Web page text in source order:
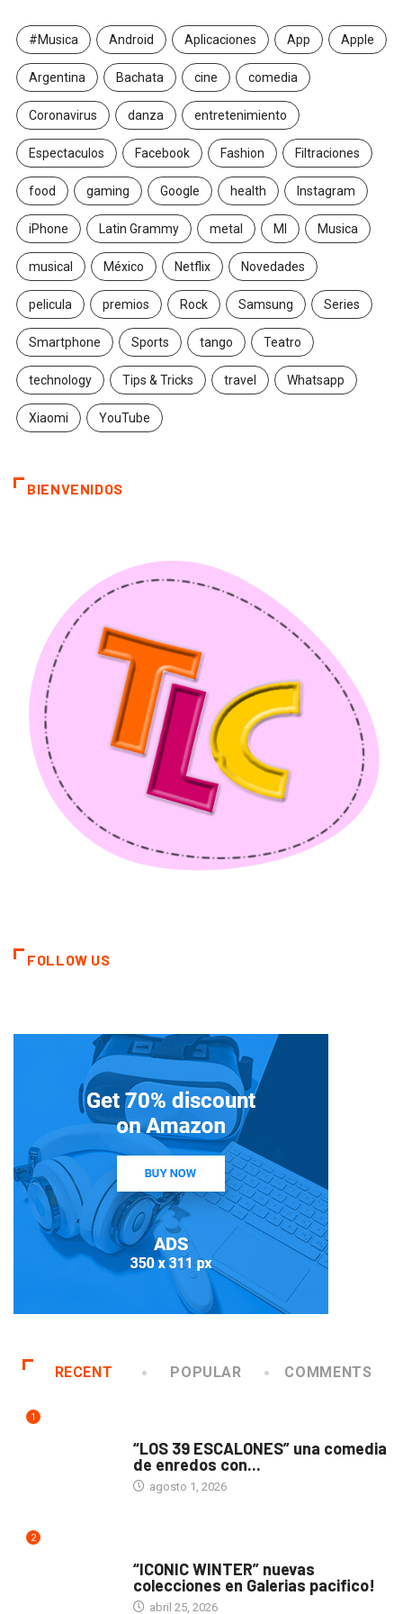
#Musica Android Aplicaciones App Apple
Argentina Bachata cine comedia
Coronavirus danza entretenimiento
Espectaculos Facebook Fashion Filtraciones
food gaming Google health Instagram
iPhone Latin Grammy metal MI Musica
musical México Netflix Novedades
pelicula premios Rock Samsung Series
Smartphone Sports tango Teatro
technology Tips & Tricks travel Whatsapp
Xiaomi YouTube
BIENVENIDOS
FOLLOW US
RECENT POPULAR COMMENTS
1
“LOS 39 ESCALONES” una comedia
de enredos con...
agosto 1, 2026
2
“ICONIC WINTER” nuevas
colecciones en Galerias pacifico!
abril 25, 2026